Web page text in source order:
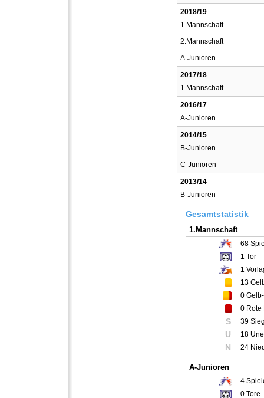
2018/19
1.Mannschaft
2.Mannschaft
A-Junioren
2017/18
1.Mannschaft
2016/17
A-Junioren
2014/15
B-Junioren
C-Junioren
2013/14
B-Junioren
Gesamtstatistik
1.Mannschaft
68
1 Tor
1
13
0
0 Rote
S 39
U 18
N 24
A-Junioren
4
0 Tore